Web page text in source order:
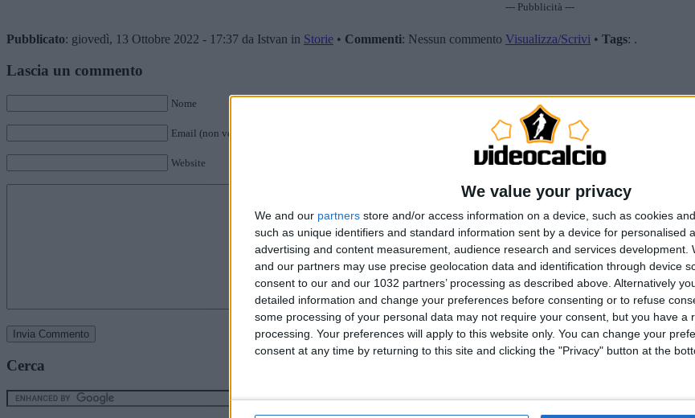
We value your privacy
We and our partners store and/or access information on a device, such as cookies
such as unique identifiers and standard information sent by a device for personalised
advertising and content measurement, audience research and services development.
and our partners may use precise geolocation data and identification through device
consent to our and our 1032 partners’ processing as described above. Alternatively
detailed information and change your preferences before consenting or to refuse
some processing of your personal data may not require your consent, but you have a
processing. Your preferences will apply to this website only. You can change your
consent at any time by returning to this site and clicking the "Privacy" button at the
--- Pubblicità ---
Pubblicato: giovedì, 13 Ottobre 2022 - 17:37 da Istvan in Storie • Commenti: Nessun commento Visualizza/Scrivi • Tags: .
Lascia un commento
Nome
Email (non verrà pubblicata)
Website
Cerca